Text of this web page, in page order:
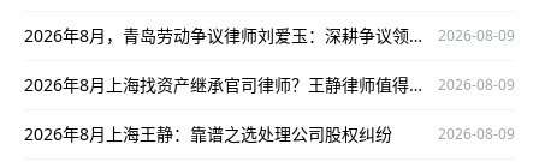
2026年8月，青岛劳动争议律师刘爱玉：深耕争议领域，为当事人维权保驾护航 2026-08-09
2026年8月上海找资产继承官司律师？王静律师值得关注！ 2026-08-09
2026年8月上海王静：靠谱之选处理公司股权纠纷 2026-08-09